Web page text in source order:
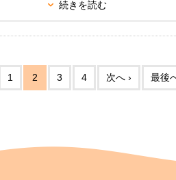
続きを読む
1 2 3 4 次へ › 最後